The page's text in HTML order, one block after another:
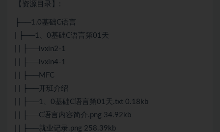
【资源目录】:
├──1.0基础C语言
| ├──1、0基础C语言 第01天
| | ├──lvxin2-1
| | ├──lvxin4-1
| | ├──MFC
| | ├──开班介绍
| | ├──1、0基础C语言第01天.txt 0.18kb
| | ├──C语言内容简介.png 34.92kb
| | ├──就业记录.png 258.39kb